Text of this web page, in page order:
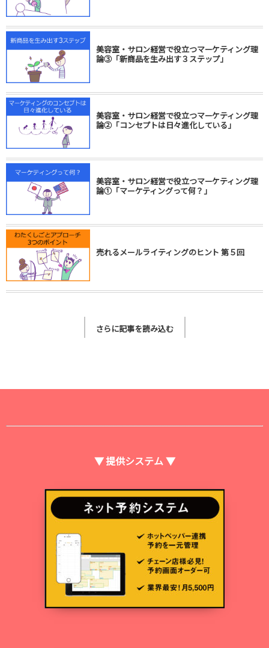
美容室・サロン経営で役立つマーケティング理
論③「新商品を生み出す３ステップ」
美容室・サロン経営で役立つマーケティング理
論②「コンセプトは日々進化している」
美容室・サロン経営で役立つマーケティング理
論①「マーケティングって何？」
売れるメールライティングのヒント 第５回
さらに記事を読み込む
▼ 提供システム ▼